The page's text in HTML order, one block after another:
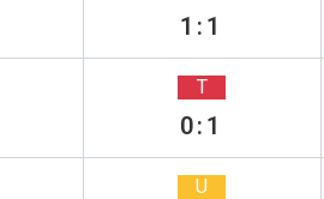
1:1
T
0:1
U